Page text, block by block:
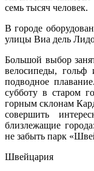
семь тысяч человек.
В городе
улицы Виа дель
Большой выбор
велосипеды,
подводное
субботу в старом
горным склонам
совершить
близлежащие
не забыть парк
Швейцария